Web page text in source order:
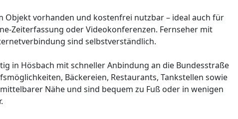
Objekt vorhanden und kostenfrei nutzbar – ideal auch für
Zeiterfassung oder Videokonferenzen. Fernseher mit
sind selbstverständlich.
in Hösbach mit schneller Anbindung an die Bundesstraße
Bäckereien, Restaurants, Tankstellen sowie
Nähe und sind bequem zu Fuß oder in wenigen